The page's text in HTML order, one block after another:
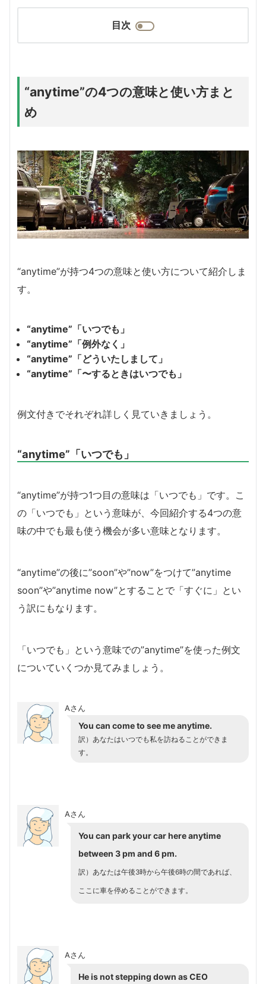
目次
“anytime”の4つの意味と使い方まと
め
“anytime”が持つ4つの意味と使い方について紹介しま
す。
“anytime”「いつでも」
“anytime”「例外なく」
“anytime”「どういたしまして」
“anytime”「〜するときはいつでも」
例文付きでそれぞれ詳しく見ていきましょう。
“anytime”「いつでも」
“anytime”が持つ1つ目の意味は「いつでも」です。こ
の「いつでも」という意味が、今回紹介する4つの意
味の中でも最も使う機会が多い意味となります。
“anytime”の後に”soon”や”now”をつけて”anytime
soon”や”anytime now”とすることで「すぐに」とい
う訳にもなります。
「いつでも」という意味での”anytime”を使った例文
についていくつか見てみましょう。
Aさん
You can come to see me anytime.
訳）あなたはいつでも私を訪ねることができま
す。
Aさん
You can park your car here anytime
between 3 pm and 6 pm.
訳）あなたは午後3時から午後6時の間であれば、
ここに車を停めることができます。
Aさん
He is not stepping down as CEO